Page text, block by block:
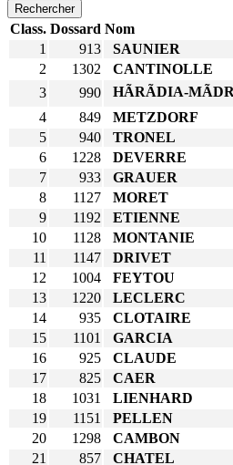
Rechercher
Class. Dossard Nom
1
913 SAUNIER
2
1302 CANTINOLLE
3
990 HÃRÃDIA-
4
849 METZDORF
5
940 TRONEL
6
1228 DEVERRE
7
933 GRAUER
8
1127 MORET
9
1192 ETIENNE
10
1128 MONTANIE
11
1147 DRIVET
12
1004 FEYTOU
13
1220 LECLERC
14
935 CLOTAIRE
15
1101 GARCIA
16
925 CLAUDE
17
825 CAER
18
1031 LIENHARD
19
1151 PELLEN
20
1298 CAMBON
21
857 CHATEL